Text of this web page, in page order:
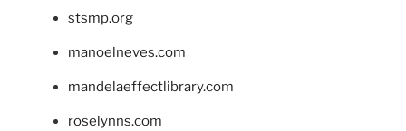
stsmp.org
manoelneves.com
mandelaeffectlibrary.com
roselynns.com